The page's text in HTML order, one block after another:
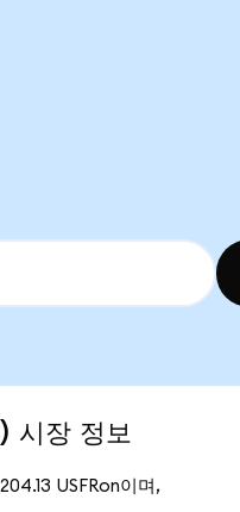
장 정보
USFRon이며,